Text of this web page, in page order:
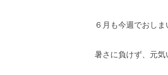
６月も今週でおし
暑さに負けず、元